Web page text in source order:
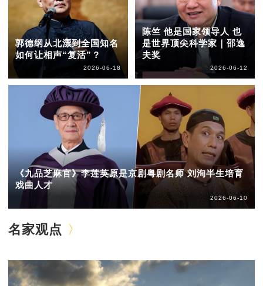
郭德纲从北漂到全国知名
如何让相声“复活”？
2026-06-18
陈竺 他是国家领导人 也
是世界顶尖科学家｜邵逸
夫奖
2026-06-12
《九品芝麻官》李莲英原是京剧粤剧名师 刘洵半生培育
戏曲人才
2026-06-10
名家观点